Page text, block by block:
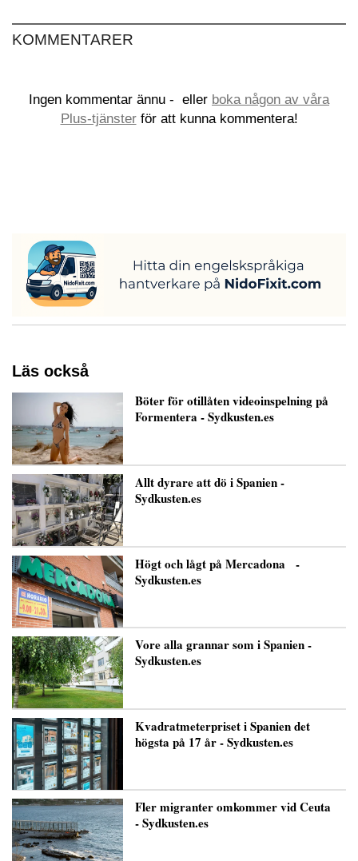
KOMMENTARER
Ingen kommentar ännu - eller boka någon av våra
Plus-tjänsterför att kunna kommentera!